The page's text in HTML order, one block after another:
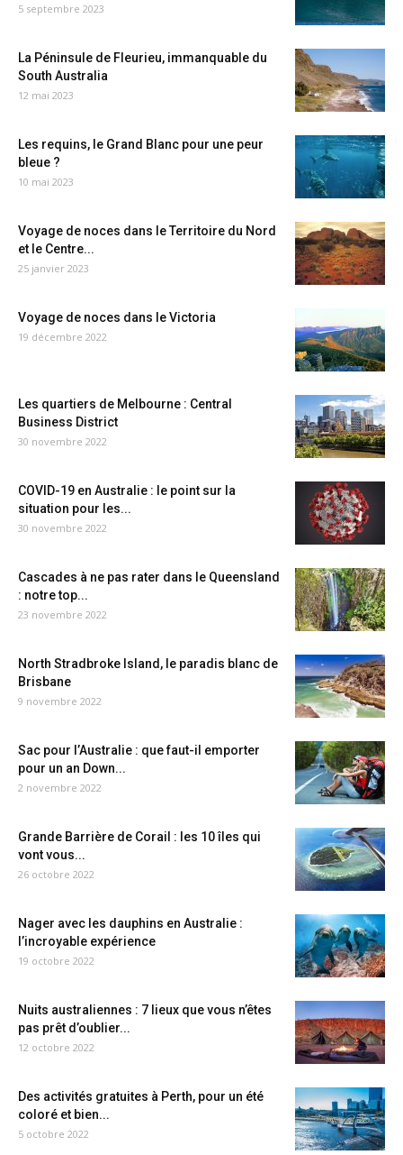
5 septembre 2023
La Péninsule de Fleurieu, immanquable du
South Australia
12 mai 2023
Les requins, le Grand Blanc pour une peur
bleue ?
10 mai 2023
Voyage de noces dans le Territoire du Nord
et le Centre...
25 janvier 2023
Voyage de noces dans le Victoria
19 décembre 2022
Les quartiers de Melbourne : Central
Business District
30 novembre 2022
COVID-19 en Australie : le point sur la
situation pour les...
30 novembre 2022
Cascades à ne pas rater dans le Queensland
: notre top...
23 novembre 2022
North Stradbroke Island, le paradis blanc de
Brisbane
9 novembre 2022
Sac pour l’Australie : que faut-il emporter
pour un an Down...
2 novembre 2022
Grande Barrière de Corail : les 10 îles qui
vont vous...
26 octobre 2022
Nager avec les dauphins en Australie :
l’incroyable expérience
19 octobre 2022
Nuits australiennes : 7 lieux que vous n’êtes
pas prêt d’oublier...
12 octobre 2022
Des activités gratuites à Perth, pour un été
coloré et bien...
5 octobre 2022